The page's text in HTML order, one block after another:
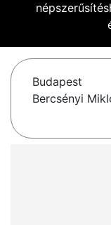
Budapest
Bercsényi